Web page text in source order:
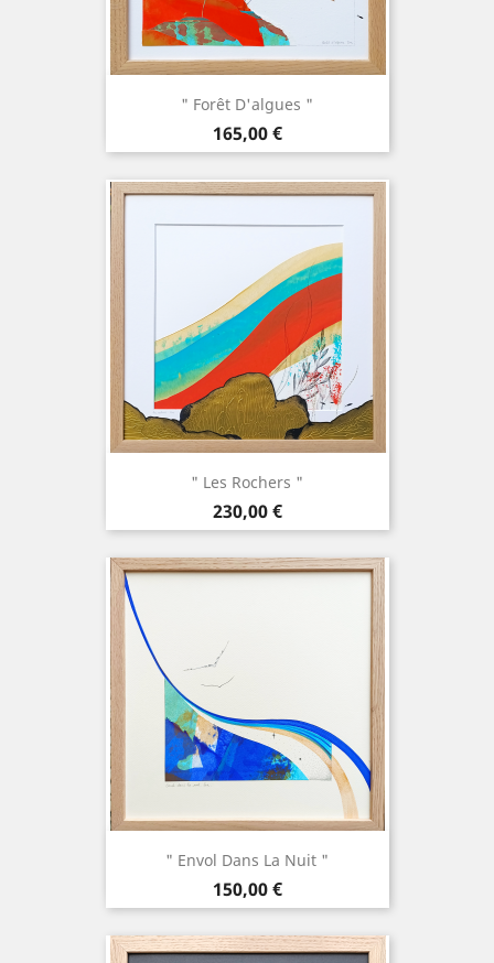
" Forêt D'algues "
Prix
165,00 €
" Les Rochers "
Prix
230,00 €
" Envol Dans La Nuit "
Prix
150,00 €